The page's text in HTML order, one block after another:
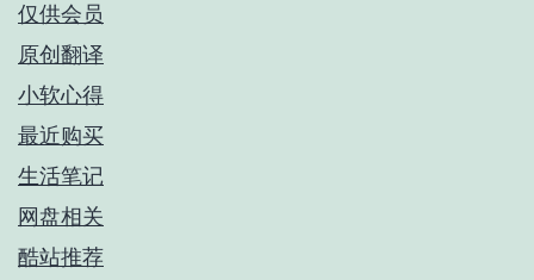
仅供会员
原创翻译
小软心得
最近购买
生活笔记
网盘相关
酷站推荐